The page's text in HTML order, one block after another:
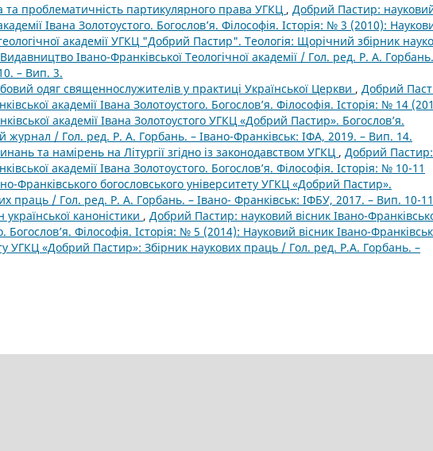
та проблематичність партикулярного права УГКЦ , Добрий Пастир:
Івана Золотоустого. Богослов’я. Філософія. Історія: № 3 (2010):
академії УГКЦ "Добрий Пастир". Теологія: Щорічний збірник
Івано-Франківської Теологічної академії / Гол. ред. Р. А.
– Вип. 3.
одяг священнослужителів у практиці Української Церкви , Добрий
академії Івана Золотоустого. Богослов’я. Філософія. Історія: № 14
академії Івана Золотоустого УГКЦ «Добрий Пастир». Богослов’я.
журнал / Гол. ред. Р. А. Горбань. – Івано-Франківськ: ІФА, 2019. – Вип. 14.
та намірень на Літургії згідно із законодавством УГКЦ , Добрий Пастир:
академії Івана Золотоустого. Богослов’я. Філософія. Історія: № 10-11
Франківського богословського університету УГКЦ «Добрий Пастир».
праць / Гол. ред. Р. А. Горбань. – Івано- Франківськ: ІФБУ, 2017. – Вип. 10-
каноністики , Добрий Пастир: науковий вісник Івано-
Богослов’я. Філософія. Історія: № 5 (2014): Науковий вісник Івано-
УГКЦ «Добрий Пастир»: Збірник наукових праць / Гол. ред. Р.А. Горбань. –